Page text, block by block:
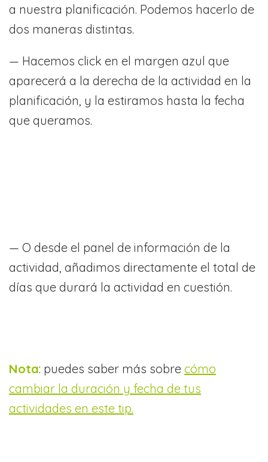
a nuestra planificación. Podemos hacerlo de
dos maneras distintas.
— Hacemos click en el margen azul que
aparecerá a la derecha de la actividad en la
planificación, y la estiramos hasta la fecha
que queramos.
— O desde el panel de información de la
actividad, añadimos directamente el total de
días que durará la actividad en cuestión.
Nota: puedes saber más sobre cómo
cambiar la duración y fecha de tus
actividades en este tip.